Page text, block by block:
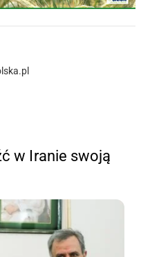
w Iranie swoją